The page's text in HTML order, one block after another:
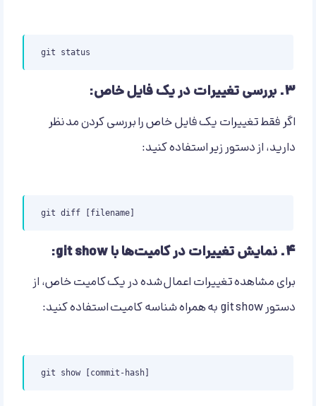
git status
۳. بررسی تغییرات در یک فایل خاص:
اگر فقط تغییرات یک فایل خاص را بررسی کردن مد نظر
دارید، از دستور زیر استفاده کنید:
git diff [filename]
۴. نمایش تغییرات در کامیت‌ها با git show:
برای مشاهده تغییرات اعمال شده در یک کامیت خاص، از
دستور git show به همراه شناسه کامیت استفاده کنید:
git show [commit-hash]